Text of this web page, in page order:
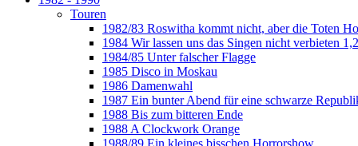
Touren
1982/83 Roswitha kommt nicht, aber die Toten
1984 Wir lassen uns das Singen nicht verbieten
1984/85 Unter falscher Flagge
1985 Disco in Moskau
1986 Damenwahl
1987 Ein bunter Abend für eine schwarze
1988 Bis zum bitteren Ende
1988 A Clockwork Orange
1988/89 Ein kleines bisschen Horrorshow